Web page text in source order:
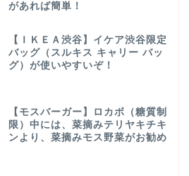
があれば簡単！
【ＩＫＥＡ渋谷】イケア渋谷限定
バッグ（スルキス キャリー バッ
グ）が使いやすいぞ！
【モスバーガー】ロカボ（糖質制
限）中には、菜摘みテリヤキチキ
ンより、菜摘みモス野菜がお勧め